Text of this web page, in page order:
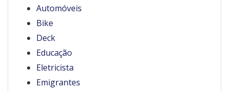
Automóveis
Bike
Deck
Educação
Eletricista
Emigrantes